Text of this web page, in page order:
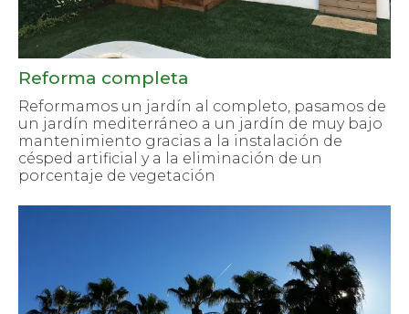
Reforma completa
Reformamos un jardín al completo, pasamos de
un jardín mediterráneo a un jardín de muy bajo
mantenimiento gracias a la instalación de
césped artificial y a la eliminación de un
porcentaje de vegetación